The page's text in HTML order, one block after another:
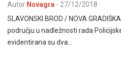
Autor Novagra - 27/12/2018
SLAVONSKI BROD / NOVA
području u nadležnosti rada
evidentirana su dva…